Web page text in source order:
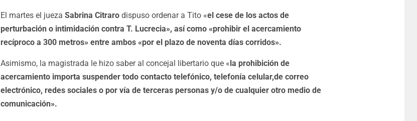
El martes el jueza Sabrina Citrarodispuso ordenar a Tito «el cese de los actos de
perturbación o intimidación contra T. Lucrecia», así como «prohibir el acercamiento
recíproco a 300 metros» entre ambos «por el plazo de noventa días corridos».
Asimismo, la magistrada le hizo saber al concejal libertario que «la prohibición de
acercamiento importa suspender todo contacto telefónico, telefonía celular,de correo
electrónico, redes sociales o por vía de terceras personas y/o de cualquier otro medio de
comunicación».